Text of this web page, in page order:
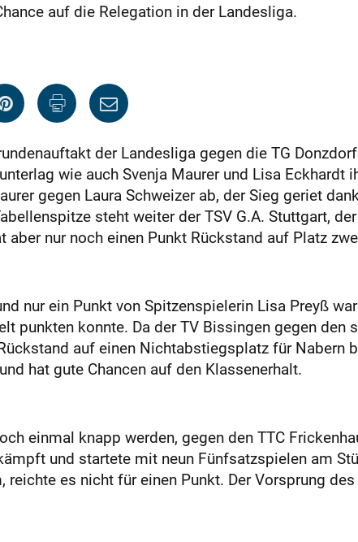
auf die Relegation in der Landesliga.
der Landesliga gegen die TG
wie auch Svenja Maurer und Lisa Eckhardt
gegen Laura Schweizer ab, der Sieg geriet
steht weiter der TSV G.A. Stuttgart,
nur noch einen Punkt Rückstand auf Platz
nur ein Punkt von Spitzenspielerin Lisa Preyß
punkten konnte. Da der TV Bissingen gegen den
auf einen Nichtabstiegsplatz für Nabern
hat gute Chancen auf den Klassenerhalt.
einmal knapp werden, gegen den TTC
und startete mit neun Fünfsatzspielen am
es nicht für einen Punkt. Der Vorsprung